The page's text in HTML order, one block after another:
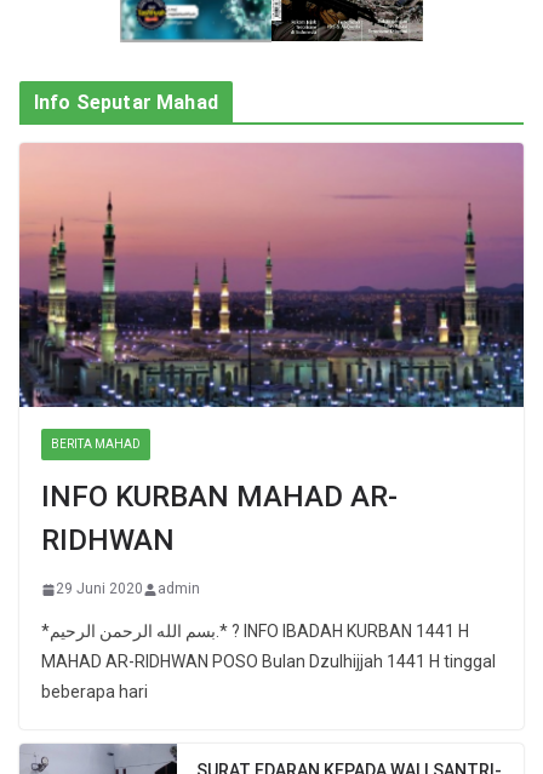
Info Seputar Mahad
BERITA MAHAD
INFO KURBAN MAHAD AR-
RIDHWAN
29 Juni 2020 admin
*بسم الله الرحمن الرحيم.* ? INFO IBADAH KURBAN 1441 H
MAHAD AR-RIDHWAN POSO Bulan Dzulhijjah 1441 H tinggal
beberapa hari